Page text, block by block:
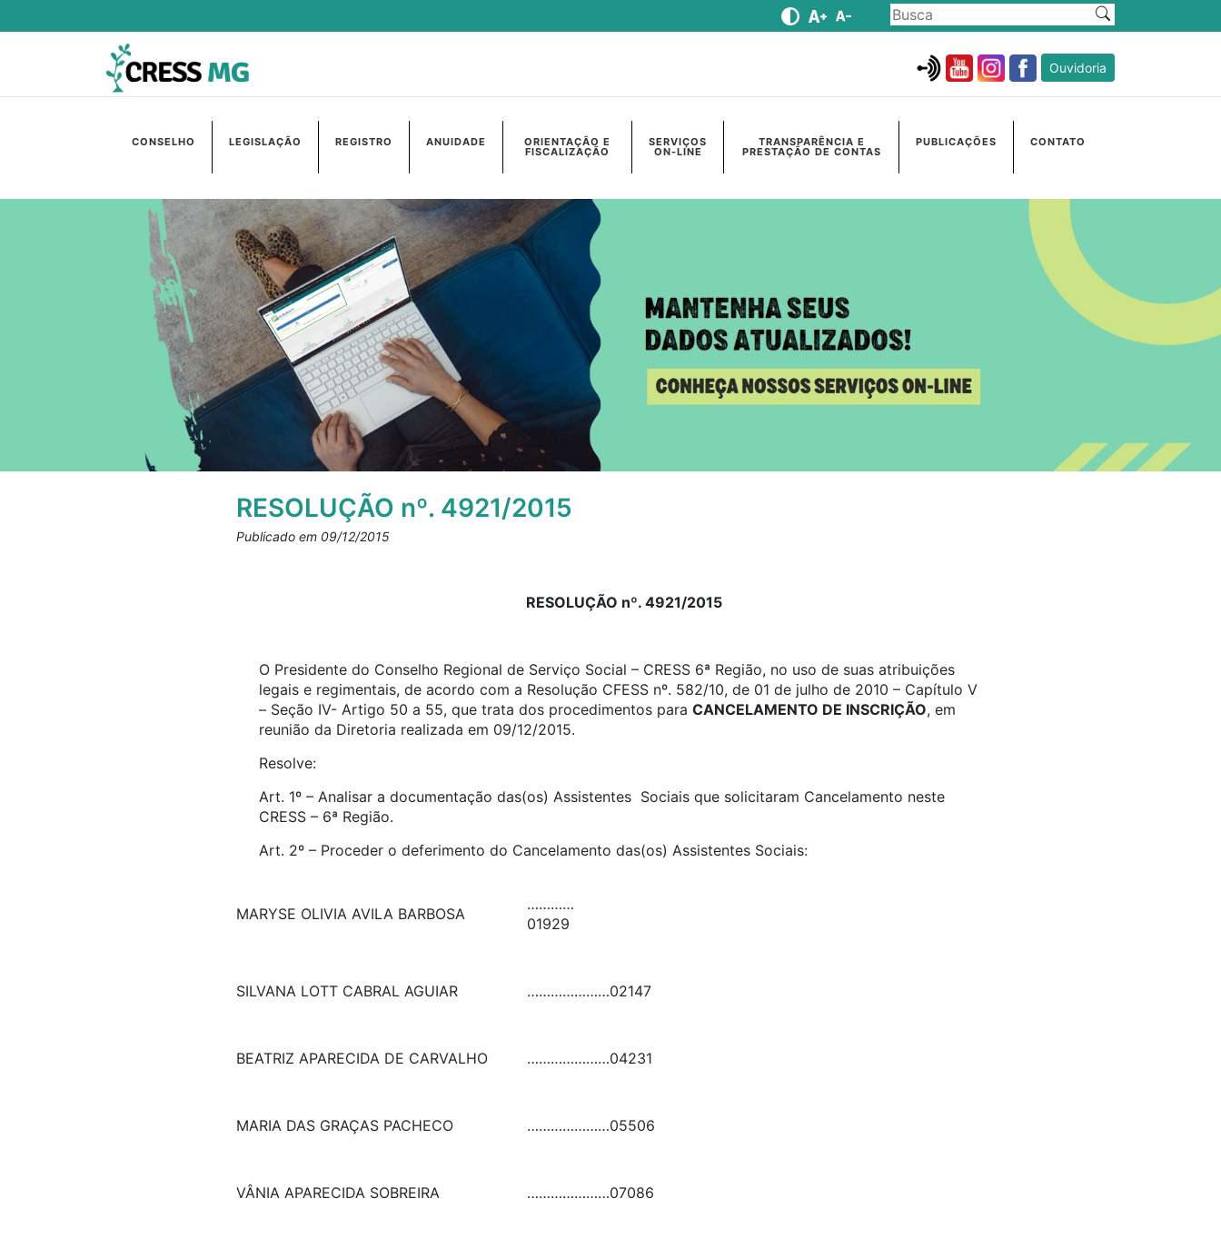
Ouvidoria
CONSELHO LEGISLAÇÃO REGISTRO ANUIDADE ORIENTAÇÃO E
FISCALIZAÇÃO
SERVIÇOS
ON-LINE
TRANSPARÊNCIA E
PRESTAÇÃO DE CONTAS
PUBLICAÇÕES CONTATO
RESOLUÇÃO nº. 4921/2015
Publicado em 09/12/2015
RESOLUÇÃO nº. 4921/2015
O Presidente do Conselho Regional de Serviço Social – CRESS 6ª Região, no uso de suas atribuições
legais e regimentais, de acordo com a Resolução CFESS nº. 582/10, de 01 de julho de 2010 – Capítulo V
– Seção IV- Artigo 50 a 55, que trata dos procedimentos para CANCELAMENTO DE INSCRIÇÃO, em
reunião da Diretoria realizada em 09/12/2015.
Resolve:
Art. 1º – Analisar a documentação das(os) Assistentes Sociais que solicitaram Cancelamento neste
CRESS – 6ª Região.
Art. 2º – Proceder o deferimento do Cancelamento das(os) Assistentes Sociais:
MARYSE OLIVIA AVILA BARBOSA
…………
01929
SILVANA LOTT CABRAL AGUIAR …………………02147
BEATRIZ APARECIDA DE CARVALHO …………………04231
MARIA DAS GRAÇAS PACHECO …………………05506
VÂNIA APARECIDA SOBREIRA …………………07086